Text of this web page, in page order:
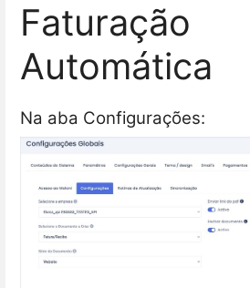
Faturação
Automática
Na aba Configurações: